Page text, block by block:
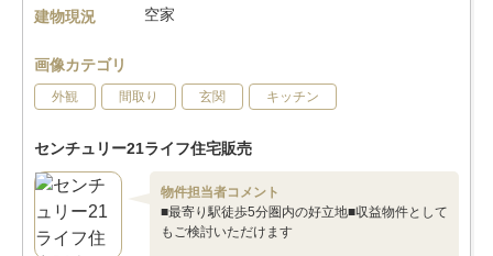
建物現況
空家
画像カテゴリ
外観 間取り 玄関 キッチン
センチュリー21ライフ住宅販売
物件担当者コメント
■最寄り駅徒歩5分圏内の好立地■収益物件として
もご検討いただけます